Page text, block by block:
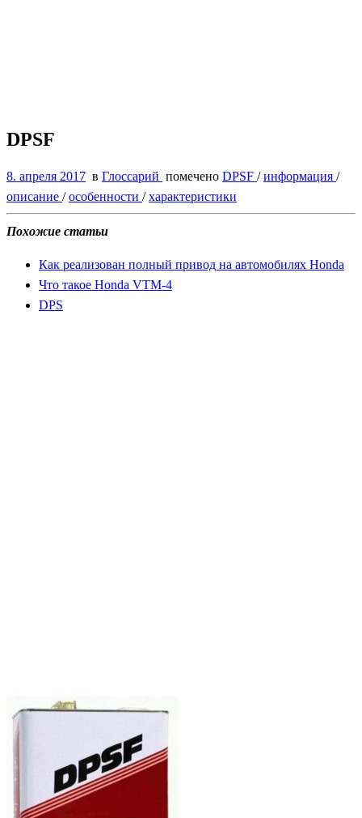
DPSF
8. апреля 2017 в Глоссарий помечено DPSF /информация /
описание /особенности /характеристики
Похожие статьи
Как реализован полный привод на автомобилях Honda
Что такое Honda VTM-4
DPS